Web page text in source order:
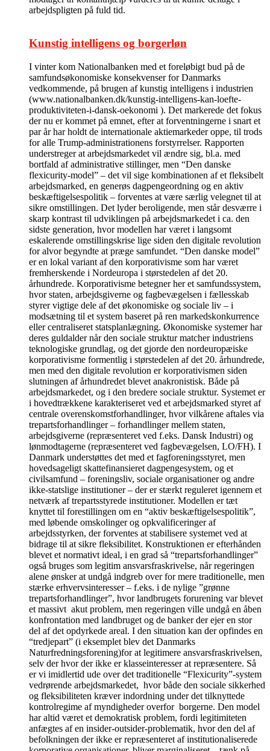
arbejdspligten på fuld tid.
Kunstig intelligens og borgerløn
I vinter kom Nationalbanken med et foreløbigt bud på de
samfundsøkonomiske konsekvenser for Danmarks
vedkommende, på brugen af kunstig intelligens i industrien
(www.nationalbanken.dk/kunstig-intelligens-kan-loefte-
produktiviteten-i-dansk-oekonomi ). Det markerede det fokus
der nu er kommet på emnet, efter at forventningerne i snart et
par år har holdt de internationale aktiemarkeder oppe, til trods
for alle Trump-administrationens forstyrrelser. Rapporten
understreger at arbejdsmarkedet vil ændre sig, bl.a. med
bortfald af administrative stillinger, men “Den danske
flexicurity-model” – det vil sige kombinationen af et fleksibelt
arbejdsmarked, en generøs dagpengeordning og en aktiv
beskæftigelsespolitik – forventes at være særlig velegnet til at
sikre omstillingen. Det lyder beroligende, men står desværre i
skarp kontrast til udviklingen på arbejdsmarkedet i ca. den
sidste generation, hvor modellen har været i langsomt
eskalerende omstillingskrise lige siden den digitale revolution
for alvor begyndte at præge samfundet. “Den danske model”
er en lokal variant af den korporativisme som har været
fremherskende i Nordeuropa i størstedelen af det 20.
århundrede. Korporativisme betegner her et samfundssystem,
hvor staten, arbejdsgiverne og fagbevægelsen i fællesskab
styrer vigtige dele af det økonomiske og sociale liv – i
modsætning til et system baseret på ren markedskonkurrence
eller centraliseret statsplanlægning. Økonomiske systemer har
deres guldalder når den sociale struktur matcher industriens
teknologiske grundlag, og det gjorde den nordeuropæiske
korporativisme formentlig i størstedelen af det 20. århundrede,
men med den digitale revolution er korporativismen siden
slutningen af århundredet blevet anakronistisk. Både på
arbejdsmarkedet, og i den bredere sociale struktur. Systemet er
i hovedtrækkene karakteriseret ved et arbejdsmarked styret af
centrale overenskomstforhandlinger, hvor vilkårene aftales via
trepartsforhandlinger – forhandlinger mellem staten,
arbejdsgiverne (repræsenteret ved f.eks. Dansk Industri) og
lønmodtagerne (repræsenteret ved fagbevægelsen, LO/FH). I
Danmark understøttes det med et fagforeningsstyret, men
hovedsageligt skattefinansieret dagpengesystem, og et
civilsamfund – foreningsliv, sociale organisationer og andre
ikke-statslige institutioner – der er stærkt reguleret igennem et
netværk af trepartsstyrede institutioner. Modellen er tæt
knyttet til forestillingen om en “aktiv beskæftigelsespolitik”,
med løbende omskolinger og opkvalificeringer af
arbejdsstyrken, der forventes at stabilisere systemet ved at
bidrage til at sikre fleksibilitet. Konstruktionen er efterhånden
blevet et normativt ideal, i en grad så “trepartsforhandlinger”
også bruges som legitim ansvarsfraskrivelse, når regeringen
alene ønsker at undgå indgreb over for mere traditionelle, men
stærke erhvervsinteresser – f.eks. i de nylige ”grønne
trepartsforhandlinger”, hvor landbrugets forurening var blevet
et massivt akut problem, men regeringen ville undgå en åben
konfrontation med landbruget og de banker der ejer en stor
del af det opdyrkede areal. I den situation kan der opfindes en
“tredjepart” (i eksemplet blev det Danmarks
Naturfredningsforening)for at legitimere ansvarsfraskrivelsen,
selv der hvor der ikke er klasseinteresser at repræsentere. Så
er vi imidlertid ude over det traditionelle “Flexicurity”-system
vedrørende arbejdsmarkedet, hvor både den sociale sikkerhed
og fleksibiliteten kræver indordning under det tilknyttede
kontrolregime af myndigheder overfor borgerne. Den model
har altid været et demokratisk problem, fordi legitimiteten
anfægtes af en insider-outsider-problematik, hvor den del af
befolkningen der ikke er repræsenteret af institutionaliserede